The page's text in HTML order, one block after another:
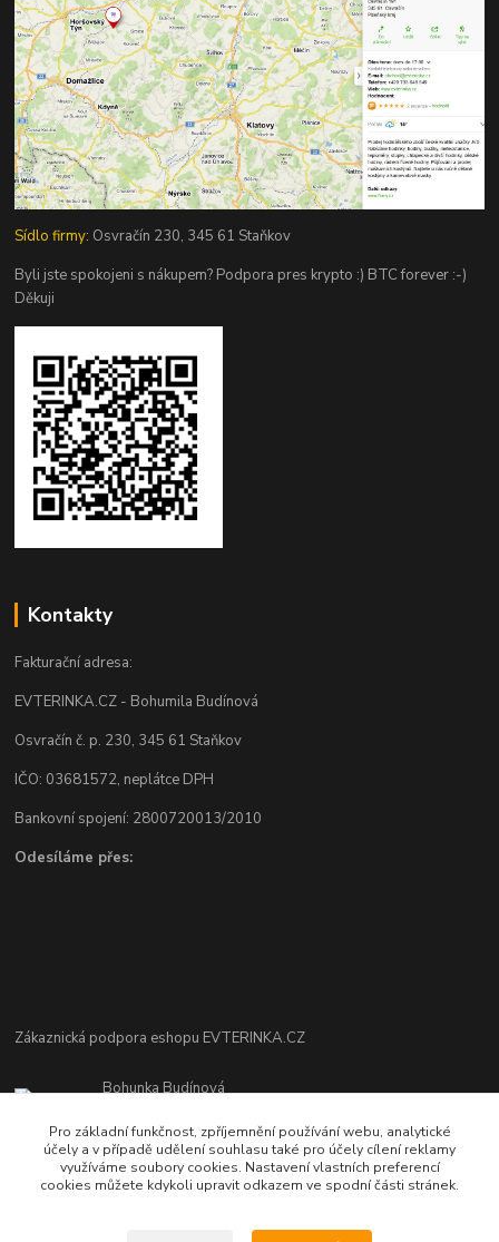
Sídlo firmy: Osvračín 230, 345 61 Staňkov
Byli jste spokojeni s nákupem? Podpora pres krypto :) BTC forever :-)
Děkuji
Kontakty
Fakturační adresa:
EVTERINKA.CZ - Bohumila Budínová
Osvračín č. p. 230, 345 61 Staňkov
IČO: 03681572, neplátce DPH
Bankovní spojení: 2800720013/2010
Odesíláme přes:
Zákaznická podpora eshopu EVTERINKA.CZ
Bohunka Budínová
(Po-Pá - 9:00-17:00hod, So 8:00-12:00hod)
obchod@evterinka.cz
Pro základní funkčnost, zpříjemnění používání webu, analytické
účely a v případě udělení souhlasu také pro účely cílení reklamy
využíváme soubory cookies. Nastavení vlastních preferencí
cookies můžete kdykoli upravit odkazem ve spodní části stránek.